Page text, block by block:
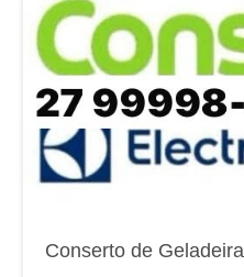
Conserto de Geladeira